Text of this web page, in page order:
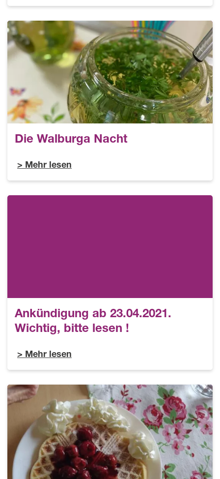
Die Walburga Nacht
Mehr lesen
Ankündigung ab 23.04.2021.
Wichtig, bitte lesen !
Mehr lesen